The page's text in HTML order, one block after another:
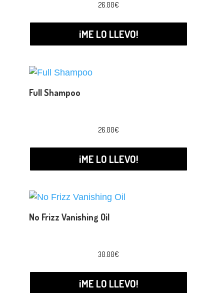
26.00€
¡ME LO LLEVO!
Full Shampoo
26.00€
¡ME LO LLEVO!
No Frizz Vanishing Oil
30.00€
¡ME LO LLEVO!